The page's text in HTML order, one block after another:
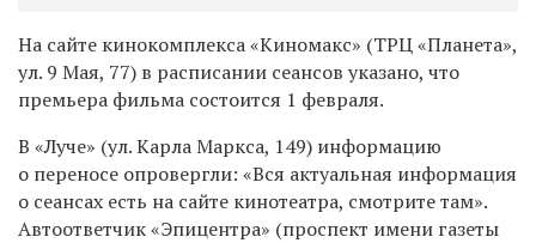
На сайте кинокомплекса «Киномакс» (ТРЦ «Планета»,
ул. 9 Мая, 77) в расписании сеансов указано, что
премьера фильма состоится 1 февраля.
В «Луче» (ул. Карла Маркса, 149) информацию
о переносе опровергли: «Вся актуальная информация
о сеансах есть на сайте кинотеатра, смотрите там».
Автоответчик «Эпицентра» (проспект имени газеты